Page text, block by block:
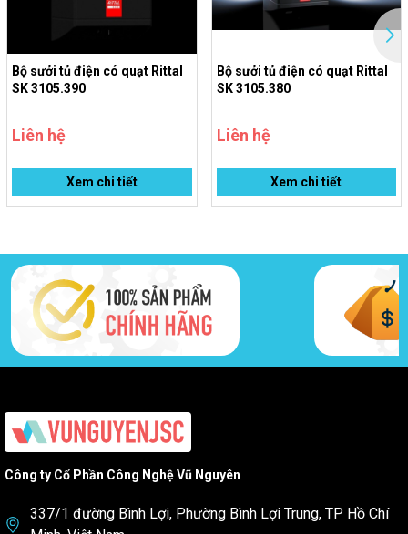
Bộ sưởi tủ điện có quạt Rittal
SK 3105.390
Liên hệ
Xem chi tiết
Bộ sưởi tủ điện có quạt Rittal
SK 3105.380
Liên hệ
Xem chi tiết
Công ty Cổ Phần Công Nghệ Vũ Nguyên
337/1 đường Bình Lợi, Phường Bình Lợi Trung, TP Hồ Chí